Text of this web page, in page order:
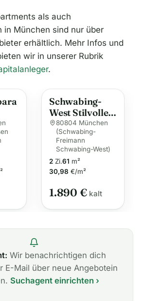
als auch
in München sind nur über
erhältlich. Mehr Infos und
wir in unserer Rubrik
.
Schwabing-
West Stilvolle
2-Zimmer-
Wohnung
80804 München
(Schwabing-
Freimann
Schwabing-West)
2 Zi.61 m²
30,98 €/m²
1.890 € kalt
Wir benachrichtigen dich
E-Mail über neue Angebotein
Suchagent einrichten ›